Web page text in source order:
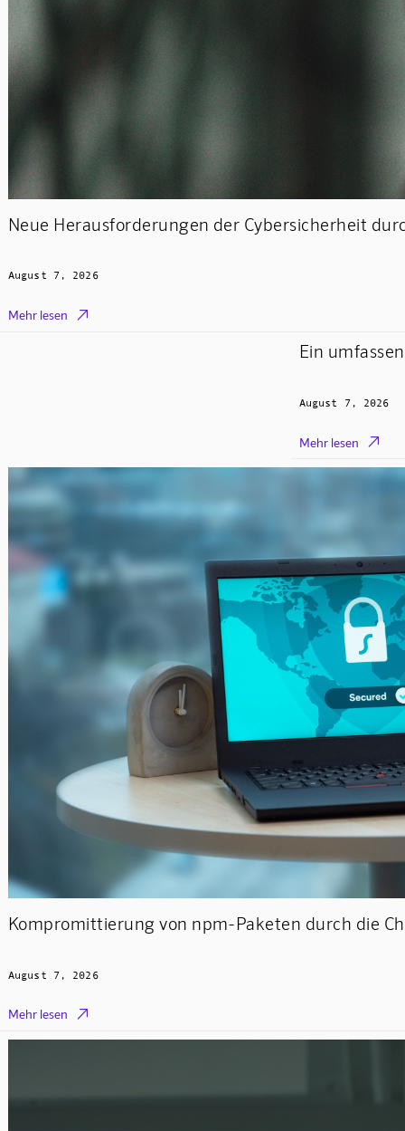
Neue Herausforderungen der Cybersicherheit
August 7, 2026
Mehr lesen 
Ein
August 7, 2026
Mehr lesen 
Kompromittierung von npm-Paketen durch die
August 7, 2026
Mehr lesen 